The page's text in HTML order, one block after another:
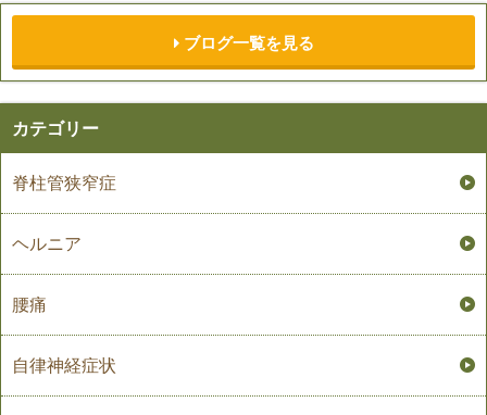
ブログ一覧を見る
カテゴリー
脊柱管狭窄症
ヘルニア
腰痛
自律神経症状